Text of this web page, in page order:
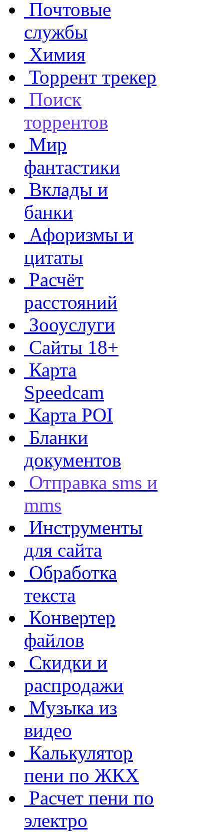
Почтовые
службы
Химия
Торрент трекер
Поиск
торрентов
Мир
фантастики
Вклады и
банки
Афоризмы и
цитаты
Расчёт
расстояний
Зооуслуги
Сайты 18+
Карта
Speedcam
Карта POI
Бланки
документов
Отправка sms и
mms
Инструменты
для сайта
Обработка
текста
Конвертер
файлов
Скидки и
распродажи
Музыка из
видео
Калькулятор
пени по ЖКХ
Расчет пени по
электро